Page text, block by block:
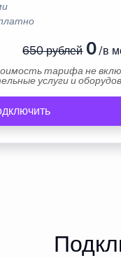
650 рублей0/в
тарифа не
услуги и